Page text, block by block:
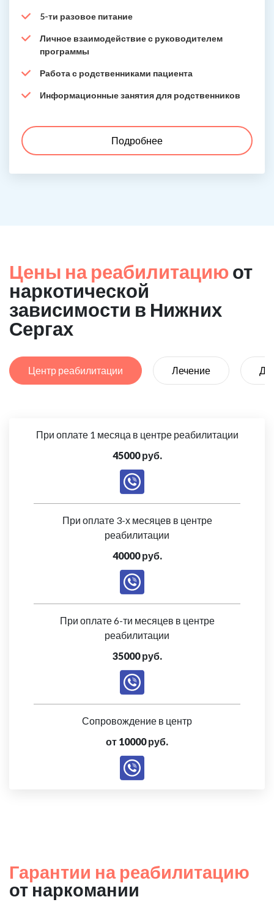
5-ти разовое питание
Личное взаимодействие с руководителем
программы
Работа с родственниками пациента
Информационные занятия для родственников
Подробнее
Цены на реабилитациюот
наркотической
зависимости в Нижних
Сергах
Центр реабилитации Лечение
При оплате 1 месяца в центре реабилитации
45000 руб.
При оплате 3-х месяцев в центре
реабилитации
40000 руб.
При оплате 6-ти месяцев в центре
реабилитации
35000 руб.
Сопровождение в центр
от 10000 руб.
Гарантии на реабилитацию
от наркомании